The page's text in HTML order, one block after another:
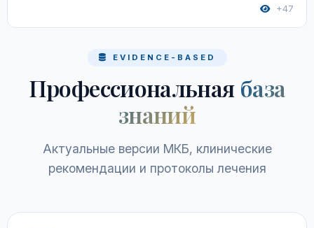
+47
EVIDENCE-BASED
Профессиональная база
знаний
Актуальные версии МКБ, клинические
рекомендации и протоколы лечения